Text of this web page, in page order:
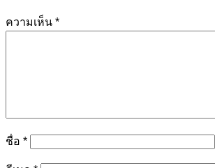
ความเห็น *
ชื่อ *